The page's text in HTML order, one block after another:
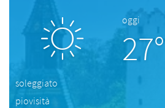
oggi
27°
soleggiato
piovisità